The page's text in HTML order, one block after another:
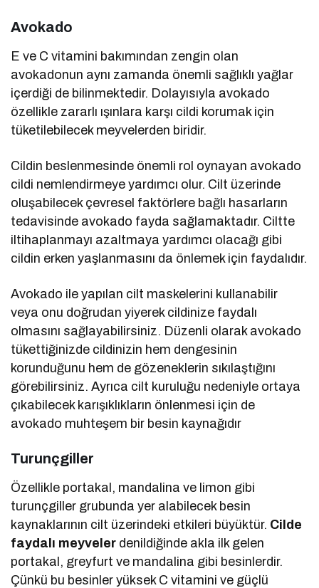
Avokado
E ve C vitamini bakımından zengin olan
avokadonun aynı zamanda önemli sağlıklı yağlar
içerdiği de bilinmektedir. Dolayısıyla avokado
özellikle zararlı ışınlara karşı cildi korumak için
tüketilebilecek meyvelerden biridir.
Cildin beslenmesinde önemli rol oynayan avokado
cildi nemlendirmeye yardımcı olur. Cilt üzerinde
oluşabilecek çevresel faktörlere bağlı hasarların
tedavisinde avokado fayda sağlamaktadır. Ciltte
iltihaplanmayı azaltmaya yardımcı olacağı gibi
cildin erken yaşlanmasını da önlemek için faydalıdır.
Avokado ile yapılan cilt maskelerini kullanabilir
veya onu doğrudan yiyerek cildinize faydalı
olmasını sağlayabilirsiniz. Düzenli olarak avokado
tükettiğinizde cildinizin hem dengesinin
korunduğunu hem de gözeneklerin sıkılaştığını
görebilirsiniz. Ayrıca cilt kuruluğu nedeniyle ortaya
çıkabilecek karışıklıkların önlenmesi için de
avokado muhteşem bir besin kaynağıdır
Turunçgiller
Özellikle portakal, mandalina ve limon gibi
turunçgiller grubunda yer alabilecek besin
kaynaklarının cilt üzerindeki etkileri büyüktür. Cilde
faydalı meyveler denildiğinde akla ilk gelen
portakal, greyfurt ve mandalina gibi besinlerdir.
Çünkü bu besinler yüksek C vitamini ve güçlü